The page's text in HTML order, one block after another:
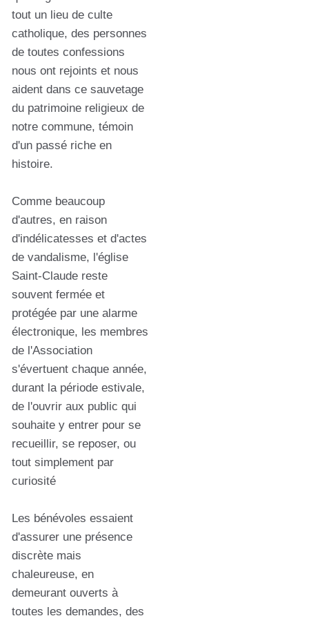
tout un lieu de culte
catholique, des personnes
de toutes confessions
nous ont rejoints et nous
aident dans ce sauvetage
du patrimoine religieux de
notre commune, témoin
d'un passé riche en
histoire.
Comme beaucoup
d'autres, en raison
d'indélicatesses et d'actes
de vandalisme, l'église
Saint-Claude reste
souvent fermée et
protégée par une alarme
électronique, les membres
de l'Association
s'évertuent chaque année,
durant la période estivale,
de l'ouvrir aux public qui
souhaite y entrer pour se
recueillir, se reposer, ou
tout simplement par
curiosité
Les bénévoles essaient
d'assurer une présence
discrète mais
chaleureuse, en
demeurant ouverts à
toutes les demandes, des